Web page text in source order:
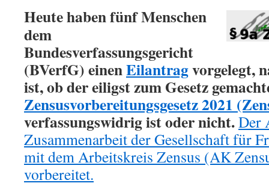
Heute haben fünf Menschen
dem
Bundesverfassungsgericht
(BVerfG) einenEilantragvorgelegt,
ist, ob der eiligst zum Gesetz
Zensusvorbereitungsgesetz 2021
verfassungswidrig ist oder nicht.Der
Zusammenarbeit der Gesellschaft für
mit dem Arbeitskreis Zensus (AK
vorbereitet.